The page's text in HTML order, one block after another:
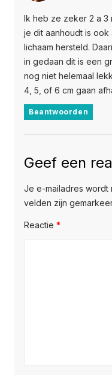
Ik heb ze zeker 2 a 3
je dit aanhoudt is
lichaam hersteld.
in gedaan dit is een
nog niet helemaal
4, 5, of 6 cm gaan
Beantwoorden
Geef een
Je e-mailadres wordt
velden zijn
Reactie *